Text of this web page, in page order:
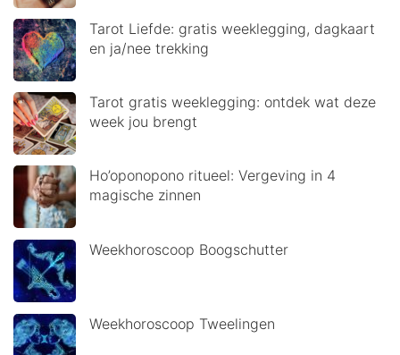
Tarot Liefde: gratis weeklegging, dagkaart
en ja/nee trekking
Tarot gratis weeklegging: ontdek wat deze
week jou brengt
Ho’oponopono ritueel: Vergeving in 4
magische zinnen
Weekhoroscoop Boogschutter
Weekhoroscoop Tweelingen